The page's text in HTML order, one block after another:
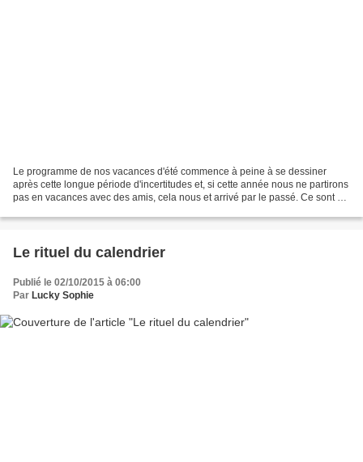
Le programme de nos vacances d'été commence à peine à se dessiner
après cette longue période d'incertitudes et, si cette année nous ne partirons
pas en vacances avec des amis, cela nous et arrivé par le passé. Ce sont de
Le rituel du calendrier
Publié le 02/10/2015 à 06:00
Par Lucky Sophie